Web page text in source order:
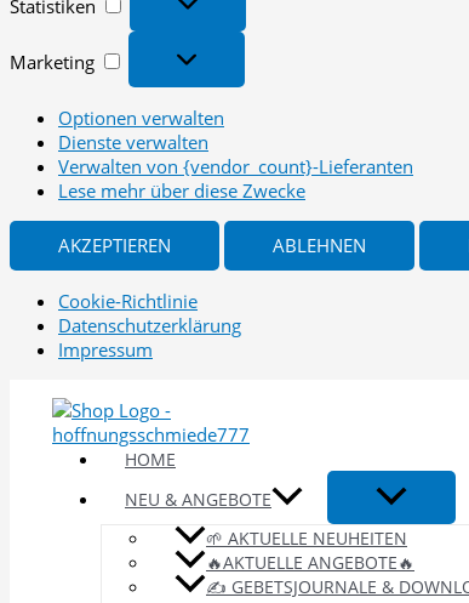
Statistiken
Marketing
Marketing
Optionen verwalten
Dienste verwalten
Verwalten von {vendor_count}-Lieferanten
Lese mehr über diese Zwecke
AKZEPTIEREN ABLEHNEN
Cookie-Richtlinie
Datenschutzerklärung
Impressum
Inhalt
springen
HOME
NEU & ANGEBOTE
🌱 AKTUELLE NEUHEITEN
🔥AKTUELLE ANGEBOTE🔥
✍️ GEBETSJOURNALE &